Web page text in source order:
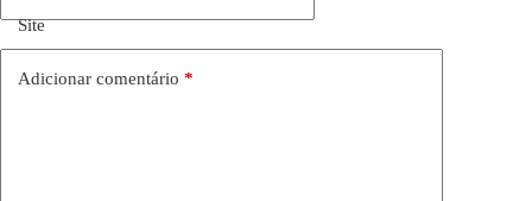
Site
Adicionar comentário *